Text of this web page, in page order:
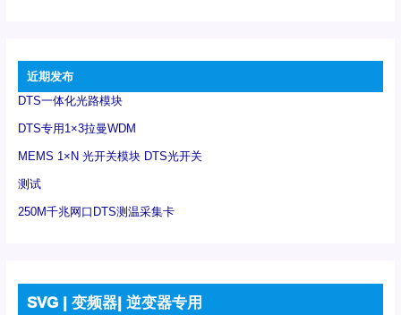
近期发布
DTS一体化光路模块
DTS专用1×3拉曼WDM
MEMS 1×N 光开关模块 DTS光开关
测试
250M千兆网口DTS测温采集卡
SVG | 变频器| 逆变器专用